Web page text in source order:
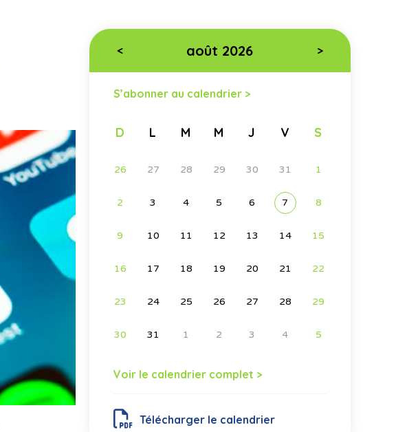
< août 2026 >
S’abonner au calendrier >
D L M M J V S
26 27 28 29 30 31 1
2 3 4 5 6 7 8
9 10 11 12 13 14 15
16 17 18 19 20 21 22
23 24 25 26 27 28 29
30 31 1 2 3 4 5
Voir le calendrier complet >
Télécharger le calendrier